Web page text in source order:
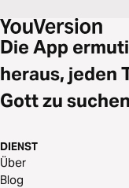
Die App
heraus, jeden
Gott zu
DIENST
Über
Blog